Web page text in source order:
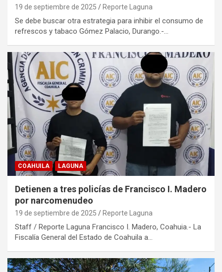
19 de septiembre de 2025 Reporte Laguna
Se debe buscar otra estrategia para inhibir el consumo de
refrescos y tabaco Gómez Palacio, Durango.-…
COAHUILA LAGUNA
Detienen a tres policías de Francisco I. Madero
por narcomenudeo
19 de septiembre de 2025 Reporte Laguna
Staff / Reporte Laguna Francisco I. Madero, Coahuia.- La
Fiscalía General del Estado de Coahuila a…